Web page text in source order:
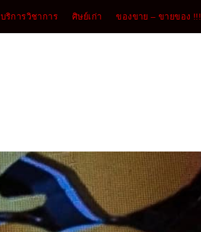
บริการวิชาการ ศิษย์เก่า ของขาย – ขายของ !!!